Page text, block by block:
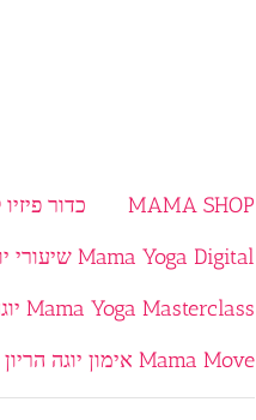
MAMA SHOP כדור
Mama Yoga Digital שיעורי יוגה היריון והכנה ללידה בוידאו
Mama Yoga Masterclass יוגה היריון רמת גן גבעתיים
Mama Move אימון יוגה הריון במתנה